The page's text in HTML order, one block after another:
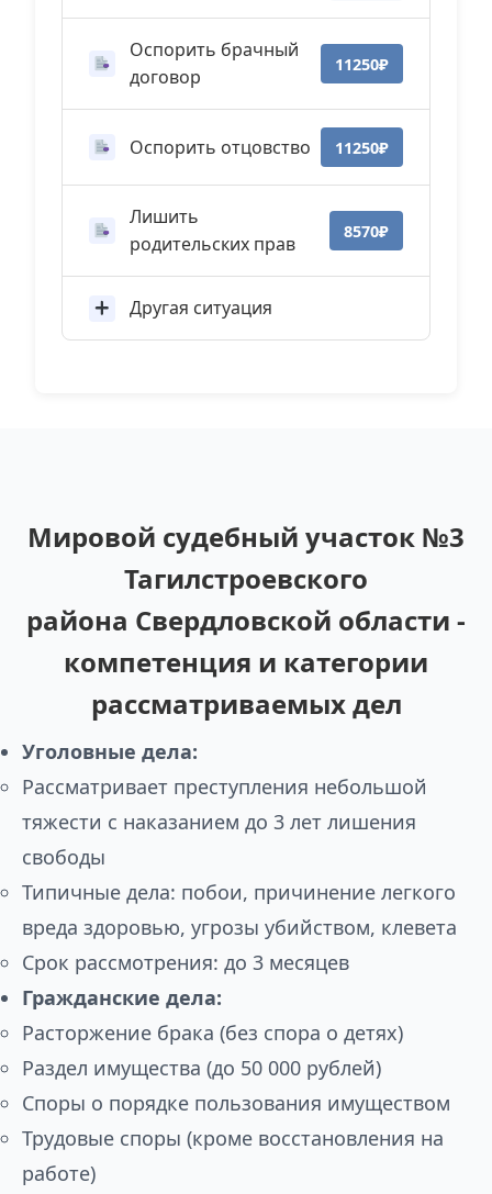
Оспорить брачный
договор
11250₽
Оспорить отцовство 11250₽
Лишить
родительских прав
8570₽
Другая ситуация
Мировой судебный участок №3
Тагилстроевского
района Свердловской области -
компетенция и категории
рассматриваемых дел
Уголовные дела:
Рассматривает преступления небольшой
тяжести с наказанием до 3 лет лишения
свободы
Типичные дела: побои, причинение легкого
вреда здоровью, угрозы убийством, клевета
Срок рассмотрения: до 3 месяцев
Гражданские дела:
Расторжение брака (без спора о детях)
Раздел имущества (до 50 000 рублей)
Споры о порядке пользования имуществом
Трудовые споры (кроме восстановления на
работе)